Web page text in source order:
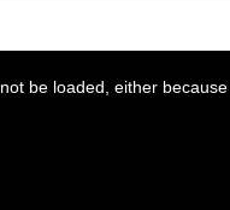
be loaded, either